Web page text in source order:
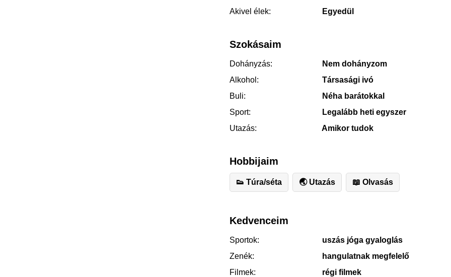
Akivel élek:
Egyedül
Szokásaim
Dohányzás:
Nem dohányzom
Alkohol:
Társasági ivó
Buli:
Néha barátokkal
Sport:
Legalább heti egyszer
Utazás:
Amikor tudok
Hobbijaim
👟 Túra/séta 🌏 Utazás 📖 Olvasás
Kedvenceim
Sportok:
uszás jóga gyaloglás
Zenék:
hangulatnak megfelelő
Filmek:
régi filmek